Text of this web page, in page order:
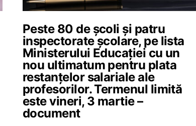
Peste 80 de școli și patru
inspectorate școlare, pe lista
Ministerului Educației cu un
nou ultimatum pentru plata
restanțelor salariale ale
profesorilor. Termenul limită
este vineri, 3 martie –
document